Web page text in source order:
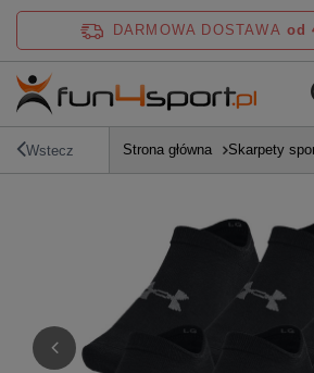
DARMOWA DOSTAWA od
Wstecz Strona główna Skarpety